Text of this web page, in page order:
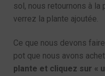
sol, nous retournons à la
verrez la plante ajoutée.
Ce que nous devons
pot que nous avons
plante et cliquez sur «